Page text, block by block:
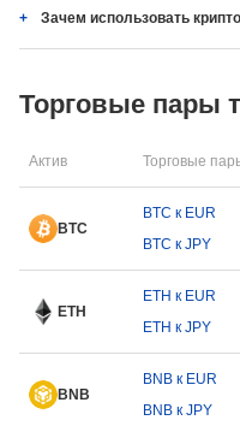
Зачем использовать
Торговые пары
Актив Торговые
BTC
BTC к EUR
BTC к JPY
ETH
ETH к EUR
ETH к JPY
BNB
BNB к EUR
BNB к JPY